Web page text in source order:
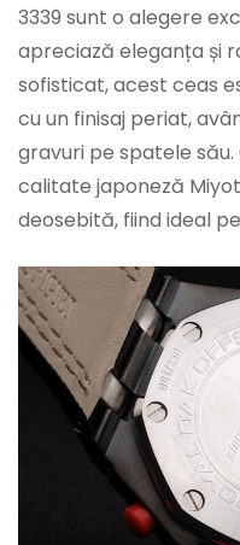
3339 sunt o alegere
apreciază eleganța și
sofisticat, acest ceas
cu un finisaj periat,
gravuri pe spatele
calitate japoneză
deosebită, fiind ideal